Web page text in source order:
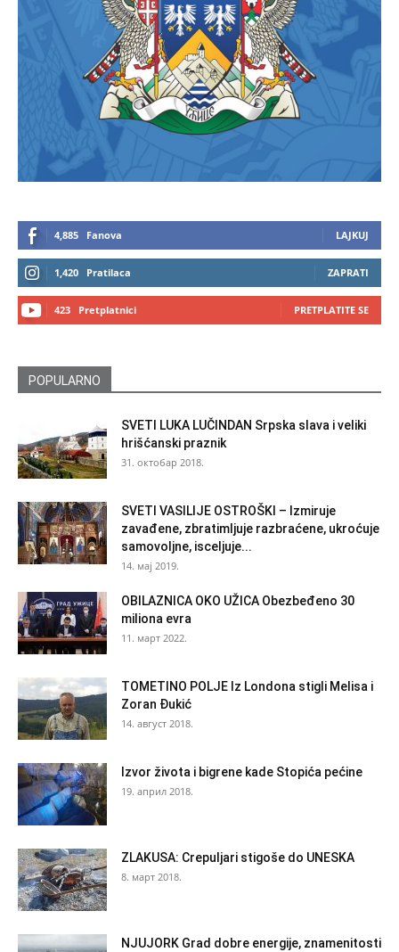
4,885 Fanova LAJKUJ
1,420 Pratilaca ZAPRATI
423 Pretplatnici PRETPLATITE SE
POPULARNO
SVETI LUKA LUČINDAN Srpska slava i veliki
hrišćanski praznik
31. октобар 2018.
SVETI VASILIJE OSTROŠKI – Izmiruje
zavađene, zbratimljuje razbraćene, ukroćuje
samovoljne, isceljuje...
14. мај 2019.
OBILAZNICA OKO UŽICA Obezbeđeno 30
miliona evra
11. март 2022.
TOMETINO POLJE Iz Londona stigli Melisa i
Zoran Đukić
14. август 2018.
Izvor života i bigrene kade Stopića pećine
19. април 2018.
ZLAKUSA: Crepuljari stigoše do UNESKA
8. март 2018.
NJUJORK Grad dobre energije, znamenitosti